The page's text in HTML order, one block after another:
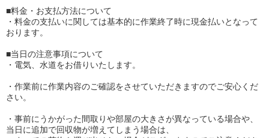
■料金・お支払方法について
・料金の支払いに関しては基本的に作業終了時に現金払いとなって
おります。
■当日の注意事項について
・電気、水道をお借りいたします。
・作業前に作業内容のご確認をさせていただきますのでご安心くだ
さい。
・事前にうかがった間取りや部屋の大きさが異なっている場合や、
当日に追加で回収物が増えてしまう場合は、